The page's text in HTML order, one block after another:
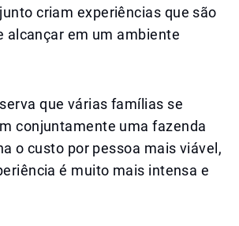
criam experiências que são
alcançar em um ambiente
que várias famílias se
conjuntamente uma fazenda
o custo por pessoa mais viável,
é muito mais intensa e